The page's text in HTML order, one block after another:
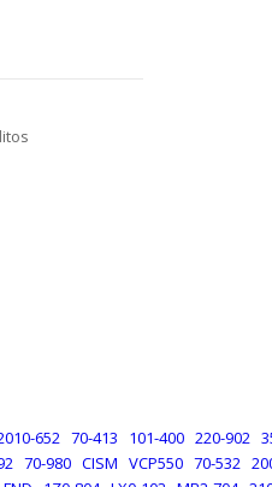
652 70-413 101-400 220-902
70-980 CISM VCP550 70-532